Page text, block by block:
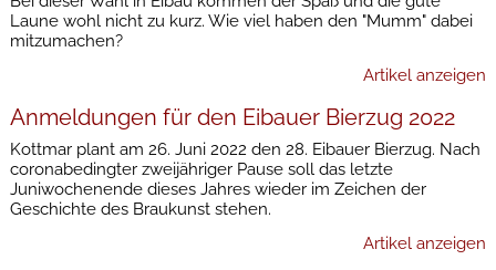
Laune wohl nicht zu kurz. Wie viel haben den "Mumm" dabei
mitzumachen?
Artikel anzeigen
Anmeldungen für den Eibauer Bierzug 2022
Kottmar plant am 26. Juni 2022 den 28. Eibauer Bierzug. Nach
coronabedingter zweijähriger Pause soll das letzte
Juniwochenende dieses Jahres wieder im Zeichen der
Geschichte des Braukunst stehen.
Artikel anzeigen